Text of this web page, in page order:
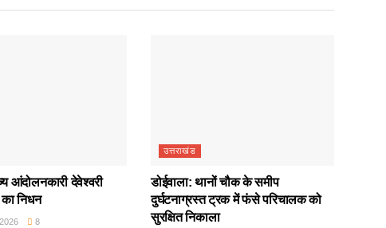
आंदोलनकारी देवेश्वरी
का निधन
8
उत्तराखंड
डोईवाला: थानों चौक के समीप
दुर्घटनाग्रस्त ट्रक में फंसे परिचालक को
सुरक्षित निकाला